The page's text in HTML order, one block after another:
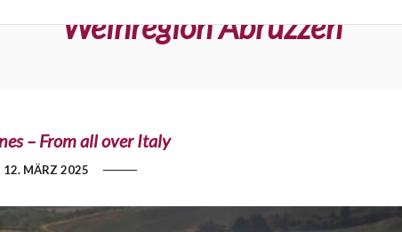
Weinregion Abruzzen
– From all over Italy
12. MÄRZ 2025